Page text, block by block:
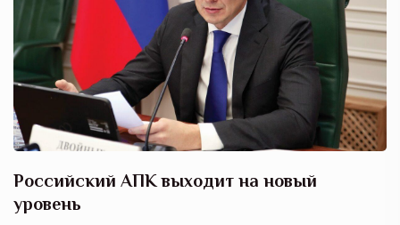
Российский АПК выходит на новый
уровень